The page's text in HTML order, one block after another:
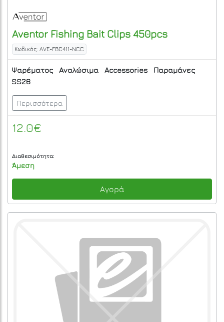
Aventor Fishing Bait Clips 450pcs
Κωδικός: AVE-FBC411-NCC
Ψαρέματος Αναλώσιμα Accessories
Παραμάνες
SS26
Περισσότερα
12.0€
Διαθεσιμότητα:
Άμεση
Αγορά